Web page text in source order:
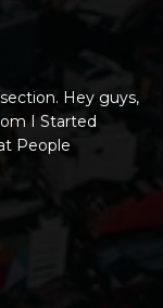
Hey guys,
I Started
People